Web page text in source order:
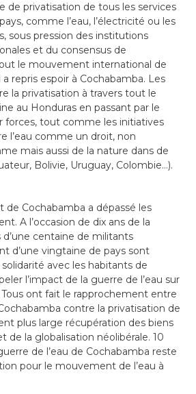
de privatisation de tous les services
comme l’eau, l’électricité ou les
sous pression des institutions
et du consensus de
le mouvement international de
a repris espoir à Cochabamba. Les
la privatisation à travers tout le
au Honduras en passant par le
forces, tout comme les initiatives
l’eau comme un droit, non
mais aussi de la nature dans de
Bolivie, Uruguay, Colombie…).
de Cochabamba a dépassé les
A l’occasion de dix ans de la
d’une centaine de militants
d’une vingtaine de pays sont
avec les habitants de
l’impact de la guerre de l’eau sur
ont fait le rapprochement entre
contre la privatisation de
plus large récupération des biens
de la globalisation néolibérale. 10
de l’eau de Cochabamba reste
pour le mouvement de l’eau à